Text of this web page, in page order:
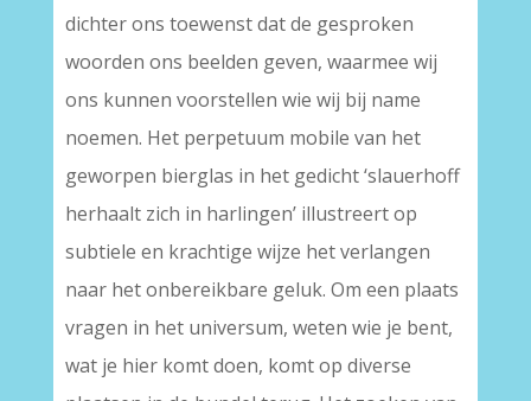
dichter ons toewenst dat de gesproken
woorden ons beelden geven, waarmee wij
ons kunnen voorstellen wie wij bij name
noemen. Het perpetuum mobile van het
geworpen bierglas in het gedicht ‘slauerhoff
herhaalt zich in harlingen’ illustreert op
subtiele en krachtige wijze het verlangen
naar het onbereikbare geluk. Om een plaats
vragen in het universum, weten wie je bent,
wat je hier komt doen, komt op diverse